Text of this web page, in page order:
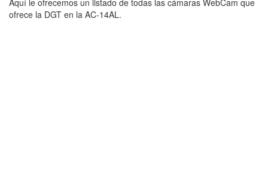
Aquí le ofrecemos un listado de todas las cámaras WebCam que
ofrece la DGT en la AC-14AL.